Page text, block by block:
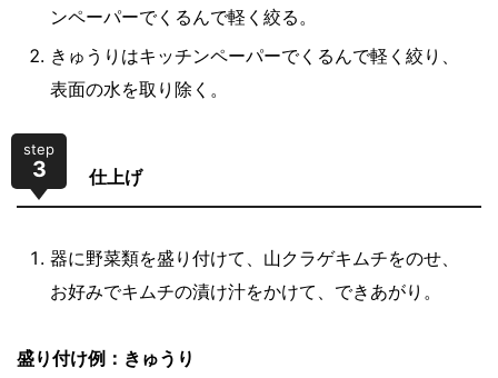
ンペーパーでくるんで軽く絞る。
きゅうりはキッチンペーパーでくるんで軽く絞り、
表面の水を取り除く。
step
3 仕上げ
器に野菜類を盛り付けて、山クラゲキムチをのせ、
お好みでキムチの漬け汁をかけて、できあがり。
盛り付け例：きゅうり